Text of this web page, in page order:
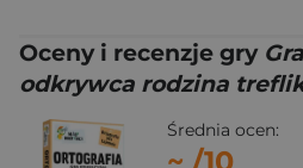
Oceny i recenzje gry
odkrywca rodzina
Średnia ocen: